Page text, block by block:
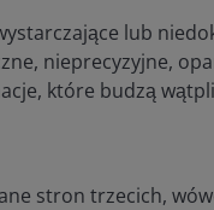
lub
nieprecyzyjne,
które budzą
stron trzecich,